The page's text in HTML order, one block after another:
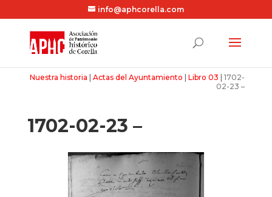
info@aphcorella.com
Nuestra historia |Actas del Ayuntamiento |Libro 03 |1702-
02-23 –
1702-02-23 –